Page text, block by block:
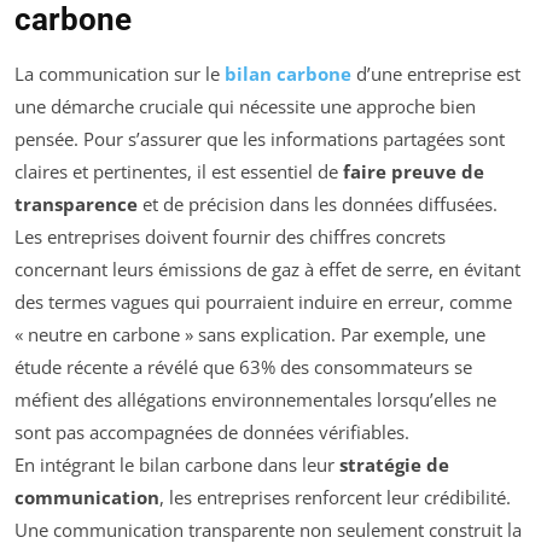
carbone
La communication sur le bilan carbone d’une entreprise est
une démarche cruciale qui nécessite une approche bien
pensée. Pour s’assurer que les informations partagées sont
claires et pertinentes, il est essentiel de faire preuve de
transparence et de précision dans les données diffusées.
Les entreprises doivent fournir des chiffres concrets
concernant leurs émissions de gaz à effet de serre, en évitant
des termes vagues qui pourraient induire en erreur, comme
« neutre en carbone » sans explication. Par exemple, une
étude récente a révélé que 63% des consommateurs se
méfient des allégations environnementales lorsqu’elles ne
sont pas accompagnées de données vérifiables.
En intégrant le bilan carbone dans leur stratégie de
communication, les entreprises renforcent leur crédibilité.
Une communication transparente non seulement construit la